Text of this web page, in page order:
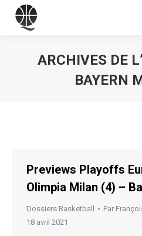
ARCHIVES DE
BAYERN
Previews Playoffs
Olimpia Milan (4) –
Dossiers Basketball Par
18 avril 2021